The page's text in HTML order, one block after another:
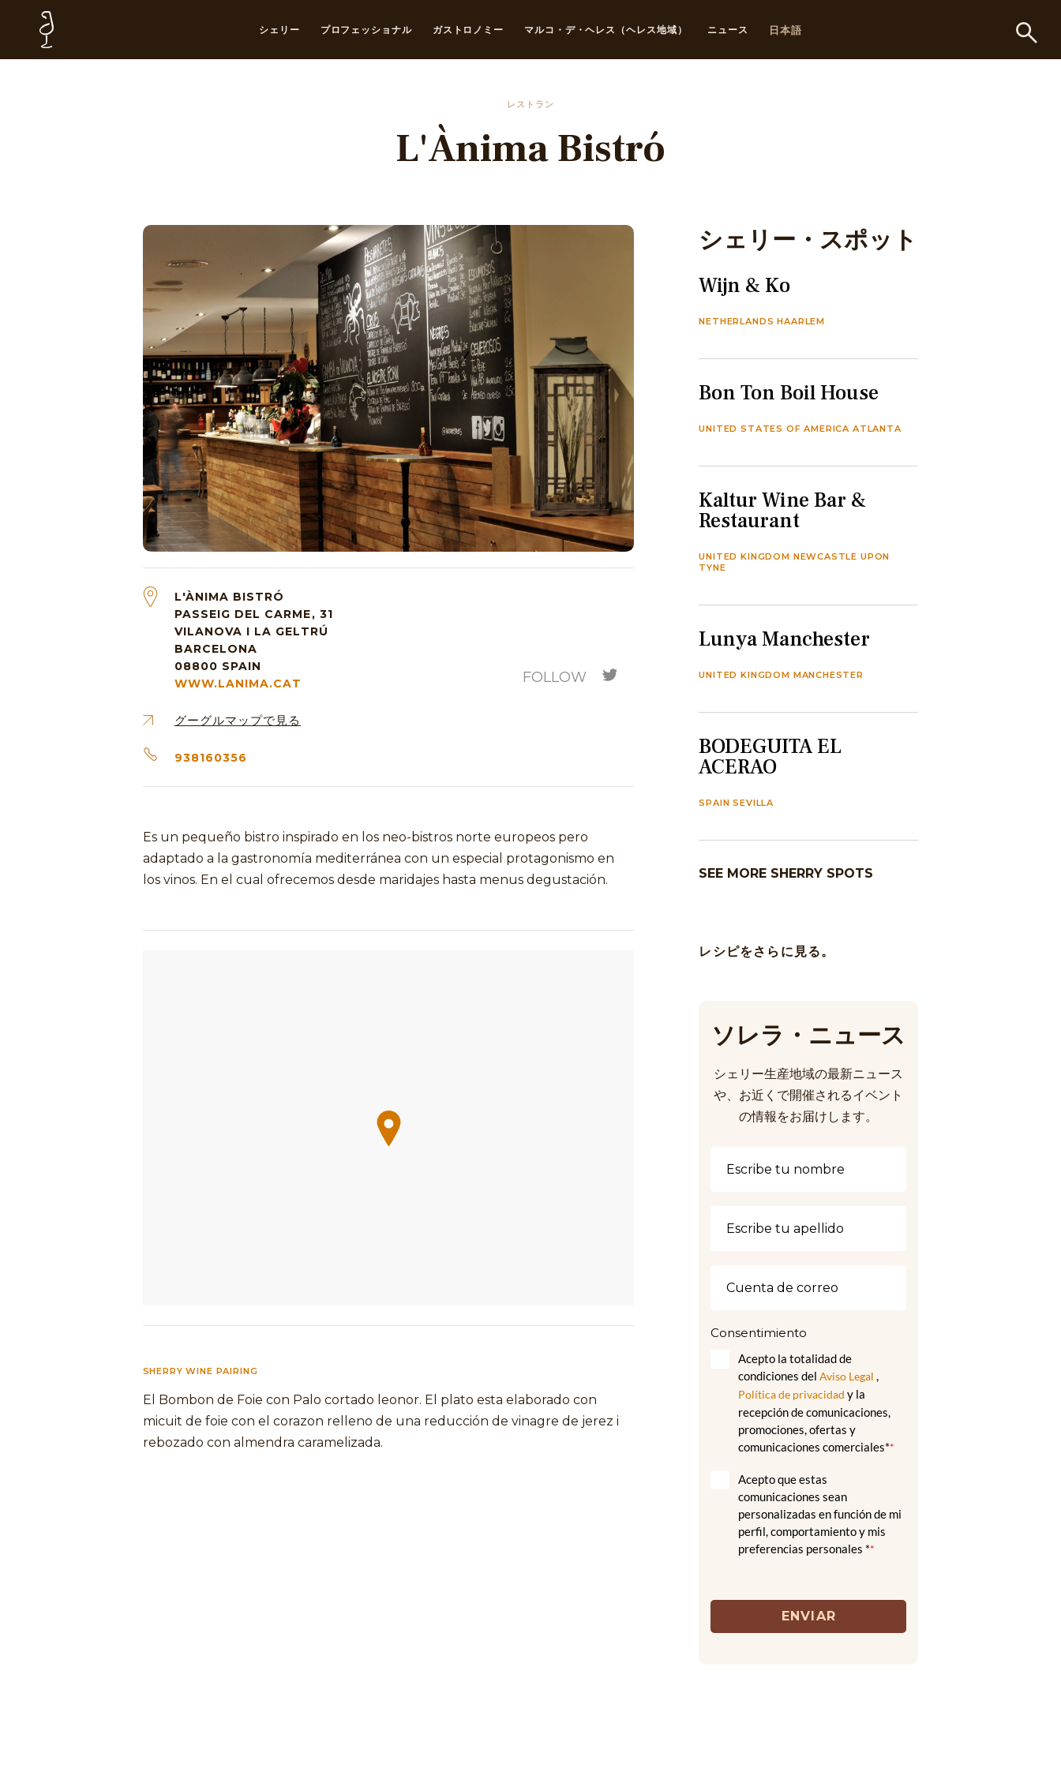
シェリー プロフェッショナル ガストロノミー マルコ・デ・ヘレス（ヘレス地域） ニュース 日本語
レストラン
L'Ànima Bistró
L'ÀNIMA BISTRÓ
PASSEIG DEL CARME, 31
VILANOVA I LA GELTRÚ
BARCELONA
08800 SPAIN
WWW.LANIMA.CAT
グーグルマップで見る
938160356
FOLLOW
Es un pequeño bistro inspirado en los neo-bistros norte europeos pero
adaptado a la gastronomía mediterránea con un especial protagonismo en
los vinos. En el cual ofrecemos desde maridajes hasta menus degustación.
SHERRY WINE PAIRING
El Bombon de Foie con Palo cortado leonor. El plato esta elaborado con
micuit de foie con el corazon relleno de una reducción de vinagre de jerez i
rebozado con almendra caramelizada.
シェリー・スポット
Wijn & Ko
NETHERLANDS HAARLEM
Bon Ton Boil House
UNITED STATES OF AMERICA ATLANTA
Kaltur Wine Bar &
Restaurant
UNITED KINGDOM NEWCASTLE UPON
TYNE
Lunya Manchester
UNITED KINGDOM MANCHESTER
BODEGUITA EL
ACERAO
SPAIN SEVILLA
SEE MORE SHERRY SPOTS
レシピをさらに見る。
ソレラ・ニュース
シェリー生産地域の最新ニュース
や、お近くで開催されるイベント
の情報をお届けします。
Consentimiento
Acepto la totalidad de
condiciones delAviso Legal ,
Política de privacidad y la
recepción de comunicaciones,
promociones, ofertas y
comunicaciones comerciales**
Acepto que estas
comunicaciones sean
personalizadas en función de mi
perfil, comportamiento y mis
preferencias personales **
ENVIAR